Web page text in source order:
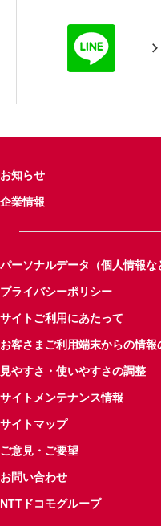
お知らせ
企業情報
パーソナルデータ（個人情報な
プライバシーポリシー
サイトご利用にあたって
お客さまご利用端末からの情
見やすさ・使いやすさの調整
サイトメンテナンス情報
サイトマップ
ご意見・ご要望
お問い合わせ
NTTドコモグループ